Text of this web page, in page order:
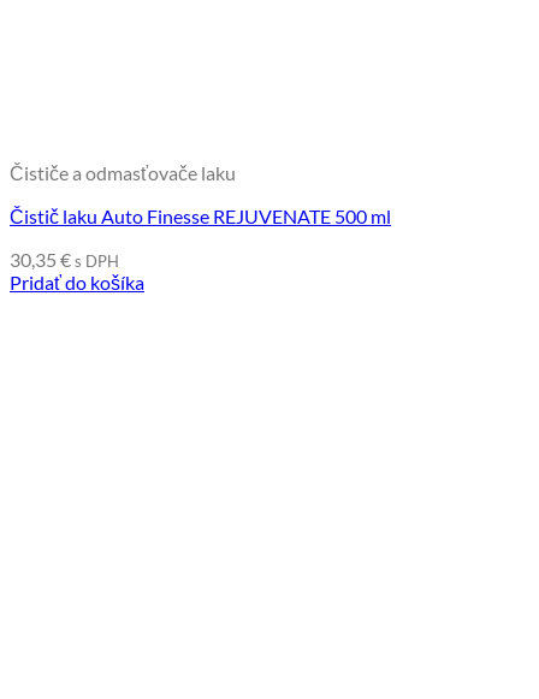
Čističe a odmasťovače laku
Čistič laku Auto Finesse REJUVENATE 500 ml
30,35 €s DPH
Pridať do košíka